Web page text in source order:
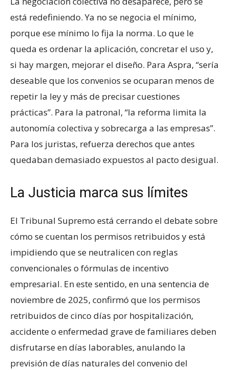
está redefiniendo. Ya no se negocia el mínimo,
porque ese mínimo lo fija la norma. Lo que le
queda es ordenar la aplicación, concretar el uso y,
si hay margen, mejorar el diseño. Para Aspra, “sería
deseable que los convenios se ocuparan menos de
repetir la ley y más de precisar cuestiones
prácticas”. Para la patronal, “la reforma limita la
autonomía colectiva y sobrecarga a las empresas”.
Para los juristas, refuerza derechos que antes
quedaban demasiado expuestos al pacto desigual.
La Justicia marca sus límites
El Tribunal Supremo está cerrando el debate sobre
cómo se cuentan los permisos retribuidos y está
impidiendo que se neutralicen con reglas
convencionales o fórmulas de incentivo
empresarial. En este sentido, en una sentencia de
noviembre de 2025, confirmó que los permisos
retribuidos de cinco días por hospitalización,
accidente o enfermedad grave de familiares deben
disfrutarse en días laborables, anulando la
previsión de días naturales del convenio del